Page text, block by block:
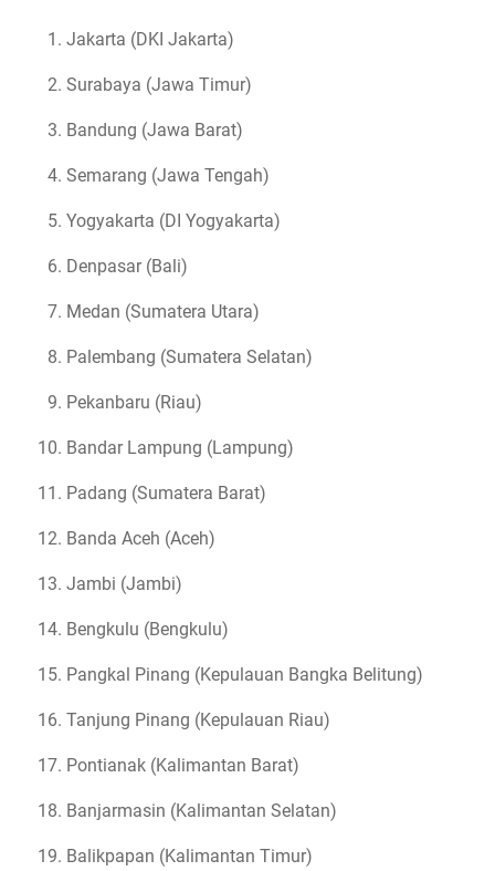
Jakarta (DKI Jakarta)
Surabaya (Jawa Timur)
Bandung (Jawa Barat)
Semarang (Jawa Tengah)
Yogyakarta (DI Yogyakarta)
Denpasar (Bali)
Medan (Sumatera Utara)
Palembang (Sumatera Selatan)
Pekanbaru (Riau)
Bandar Lampung (Lampung)
Padang (Sumatera Barat)
Banda Aceh (Aceh)
Jambi (Jambi)
Bengkulu (Bengkulu)
Pangkal Pinang (Kepulauan Bangka Belitung)
Tanjung Pinang (Kepulauan Riau)
Pontianak (Kalimantan Barat)
Banjarmasin (Kalimantan Selatan)
Balikpapan (Kalimantan Timur)